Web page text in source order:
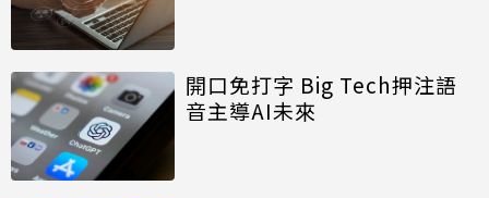
開口免打字 Big Tech押注語
音主導AI未來